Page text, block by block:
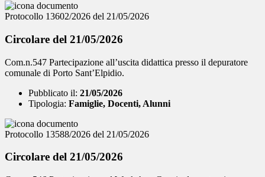
Protocollo 13602/2026 del 21/05/2026
Circolare del 21/05/2026
Com.n.547 Partecipazione all’uscita didattica presso il depuratore
comunale di Porto Sant’Elpidio.
Pubblicato il: 21/05/2026
Tipologia: Famiglie, Docenti, Alunni
Protocollo 13588/2026 del 21/05/2026
Circolare del 21/05/2026